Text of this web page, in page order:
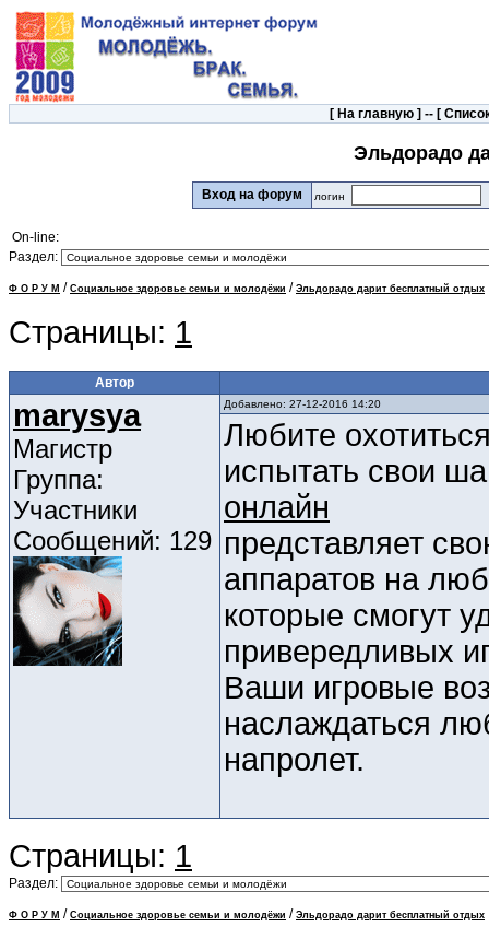
[ На главную] -- [
Эльдорадо
Вход на форум логин
On-line:
Раздел:
Ф О Р У М / Социальное здоровье семьи и молодёжи / Эльдорадо дарит бесплатный отдых
Страницы: 1
Автор
marysya
Магистр
Группа:
Участники
Сообщений: 129
Добавлено: 27-12-2016 14:20
Любите
испытать свои
онлайн
представляет
аппаратов на
которые смогут
привередливых
Ваши игровые
наслаждаться
напролет.
Страницы: 1
Раздел:
Ф О Р У М / Социальное здоровье семьи и молодёжи / Эльдорадо дарит бесплатный отдых